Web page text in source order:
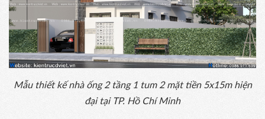
Mẫu thiết kế nhà ống 2 tầng 1 tum 2 mặt tiền 5x15m hiện
đại tại TP. Hồ Chí Minh